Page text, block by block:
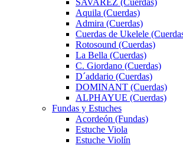
SAVAREZ (Cuerdas)
Aquila (Cuerdas)
Admira (Cuerdas)
Cuerdas de Ukelele
Rotosound (Cuerdas)
La Bella (Cuerdas)
C. Giordano (Cuerdas)
D´addario (Cuerdas)
DOMINANT (Cuerdas)
ALPHAYUE (Cuerdas)
Fundas y Estuches
Acordeón (Fundas)
Estuche Viola
Estuche Violín